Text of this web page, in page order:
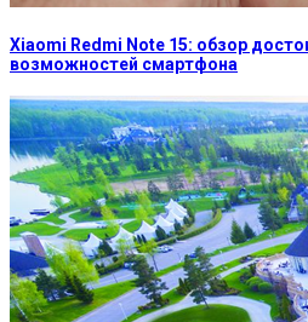
Xiaomi Redmi Note 15: обзор
возможностей смартфона